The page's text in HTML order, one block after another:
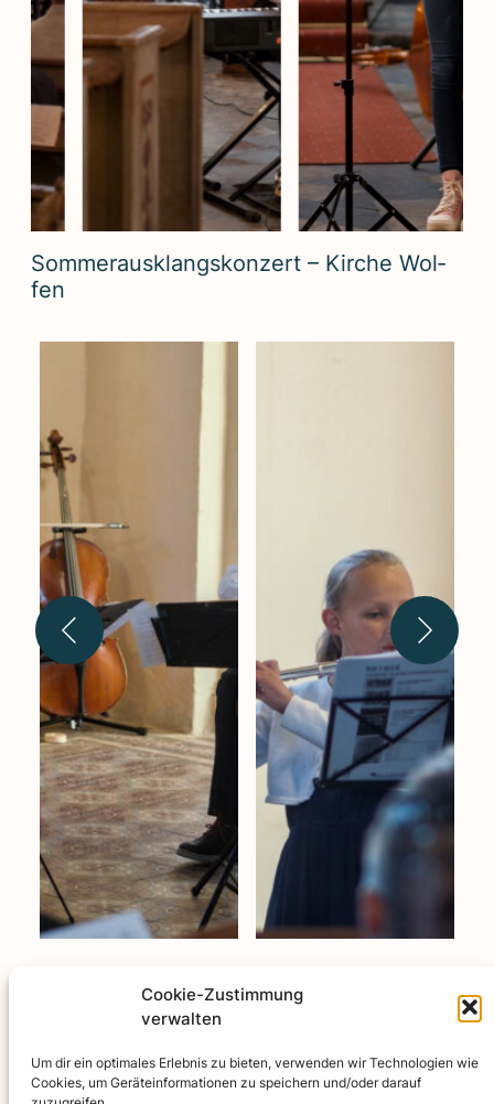
Cookie-Zustimmung
verwalten
Um dir ein optimales Erlebnis zu bieten, verwenden wir Technologien wie
Cookies, um Geräteinformationen zu speichern und/oder darauf
Som­mer­aus­klangskon­zert – Kir­che Wol­
fen
Datenschutzerklärung
Cookie-Richtlinie (EU)